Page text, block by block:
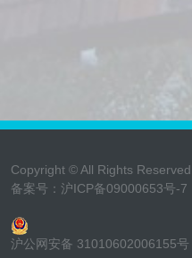
Copyright © All Rights
备案号： 沪ICP备09000653号-7
沪公网安备 31010602006155号